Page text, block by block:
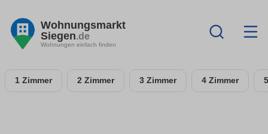
Wohnungsmarkt
Siegen.de
Wohnungen einfach finden
1 Zimmer 2 Zimmer 3 Zimmer 4 Zimmer